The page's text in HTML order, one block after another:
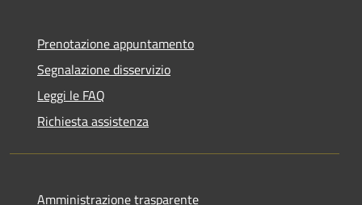
Prenotazione appuntamento
Segnalazione disservizio
Leggi le FAQ
Richiesta assistenza
Amministrazione trasparente